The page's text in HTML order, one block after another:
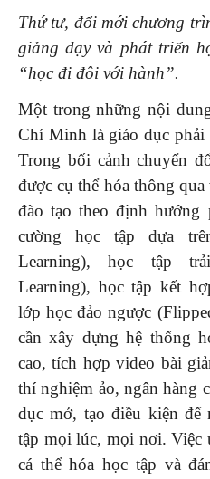
Thứ tư, đổi mới chương
giảng dạy và phát triển
“học đi đôi với hành”.
Một trong những nội
Chí Minh là giáo dục
Trong bối cảnh chuyển
được cụ thể hóa thông
đào tạo theo định hướng
cường học tập dựa
Learning), học tập
Learning), học tập kết
lớp học đảo ngược
cần xây dựng hệ thống
cao, tích hợp video bài
thí nghiệm ảo, ngân hàng
dục mở, tạo điều kiện
tập mọi lúc, mọi nơi.
cá thể hóa học tập và